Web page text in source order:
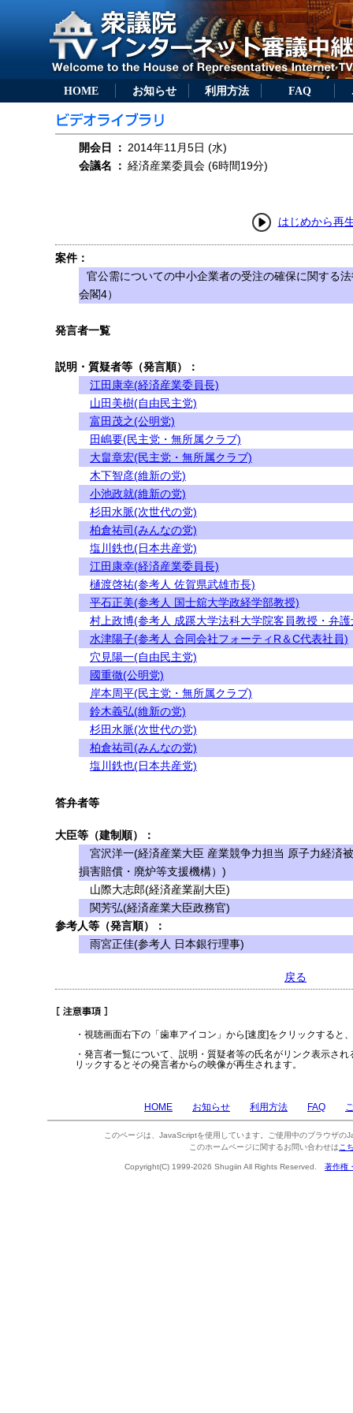
HOME お知らせ 利用方法 FAQ
開会日 ： 2014年11月5日 (水)
会議名
： 経済産業委員会 (6時間19分)
はじめから再
案件：
官公需についての中小企業者の受注の確保に関する
会閣4）
発言者一覧
説明・質疑者等（発言順）：
江田康幸(経済産業委員長)
山田美樹(自由民主党)
富田茂之(公明党)
田嶋要(民主党・無所属クラブ)
大畠章宏(民主党・無所属クラブ)
木下智彦(維新の党)
小池政就(維新の党)
杉田水脈(次世代の党)
柏倉祐司(みんなの党)
塩川鉄也(日本共産党)
江田康幸(経済産業委員長)
樋渡啓祐(参考人 佐賀県武雄市長)
平石正美(参考人 国士舘大学政経学部教授)
村上政博(参考人 成蹊大学法科大学院客員教授・弁護
水津陽子(参考人 合同会社フォーティR＆C代表社員)
穴見陽一(自由民主党)
國重徹(公明党)
岸本周平(民主党・無所属クラブ)
鈴木義弘(維新の党)
杉田水脈(次世代の党)
柏倉祐司(みんなの党)
塩川鉄也(日本共産党)
答弁者等
大臣等（建制順）：
宮沢洋一(経済産業大臣 産業競争力担当 原子力経済
損害賠償・廃炉等支援機構）)
山際大志郎(経済産業副大臣)
関芳弘(経済産業大臣政務官)
参考人等（発言順）：
雨宮正佳(参考人 日本銀行理事)
戻る
・視聴画面右下の「歯車アイコン」から[速度]をクリックすると
・発言者一覧について、説明・質疑者等の氏名がリンク表示さ
リックするとその発言者からの映像が再生されます。
HOME お知らせ 利用方法 FAQ
このページは、JavaScriptを使用しています。ご使用中のブラウザの
このホームページに関するお問い合わせは こ
Copyright(C) 1999-2026 Shugiin All Rights Reserved. 著作権